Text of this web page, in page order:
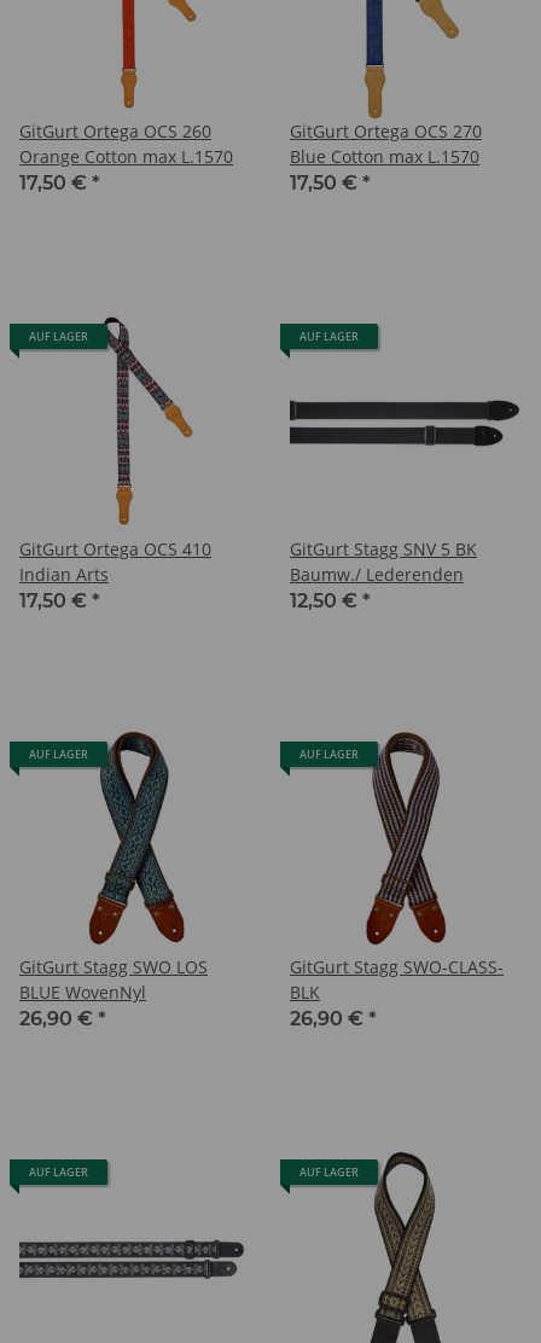
GitGurt Ortega OCS 260
Orange Cotton max L.1570
17,50 € *
GitGurt Ortega OCS 270
Blue Cotton max L.1570
17,50 € *
AUF LAGER
GitGurt Ortega OCS 410
Indian Arts
17,50 € *
AUF LAGER
GitGurt Stagg SNV 5 BK
Baumw./ Lederenden
12,50 € *
AUF LAGER
GitGurt Stagg SWO LOS
BLUE WovenNyl
26,90 € *
AUF LAGER
GitGurt Stagg SWO-CLASS-
BLK
26,90 € *
AUF LAGER AUF LAGER